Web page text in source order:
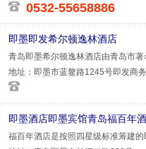
0532-55658886
即墨即发希尔顿逸林酒店
青岛即墨希尔顿逸林酒店由青岛市
的、即墨市
地址：即墨市蓝鳌路1245号即发商
即墨酒店即墨宾馆青岛福百年
福百年酒店是按照四星级标准筹建